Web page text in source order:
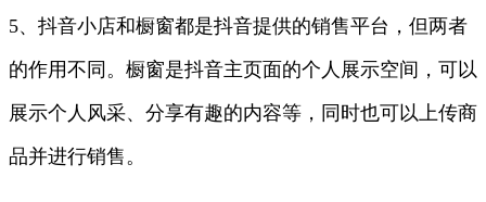
5、抖音小店和橱窗都是抖音提供的销售平台，但两者
的作用不同。橱窗是抖音主页面的个人展示空间，可以
展示个人风采、分享有趣的内容等，同时也可以上传商
品并进行销售。